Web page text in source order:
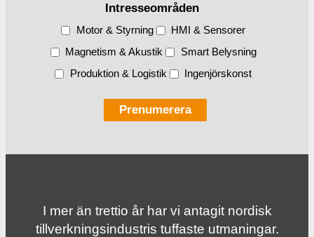
Intresseområden
Motor & Styrning
HMI & Sensorer
Magnetism & Akustik
Smart Belysning
Produktion & Logistik
Ingenjörskonst
I mer än trettio år har vi antagit nordisk
tillverknings­industris tuffaste utmaningar.